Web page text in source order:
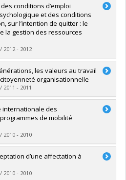
Papyrus
conditions d’emploi
et des conditions
sur l’intention de quitter : le
la gestion des ressources
- 2012
Papyrus
les valeurs au travail
organisationnelle
- 2011
Papyrus
internationale des
de mobilité
- 2010
d’une affectation à
- 2010